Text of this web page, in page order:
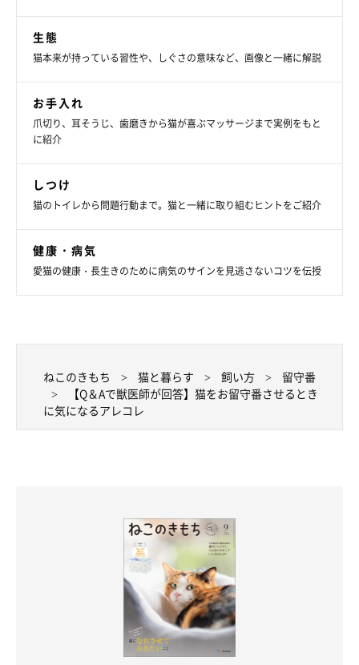
生態
猫本来が持っている習性や、しぐさの意味など、画像と一緒に解説
お手入れ
爪切り、耳そうじ、歯磨きから猫が喜ぶマッサージまで実例をもと
に紹介
しつけ
猫のトイレから問題行動まで。猫と一緒に取り組むヒントをご紹介
健康・病気
愛猫の健康・長生きのために病気のサインを見逃さないコツを伝授
ねこのきもち 猫と暮らす 飼い方
留守番
【Q＆Aで獣医師が回答】猫をお留守番させるとき
に気になるアレコレ